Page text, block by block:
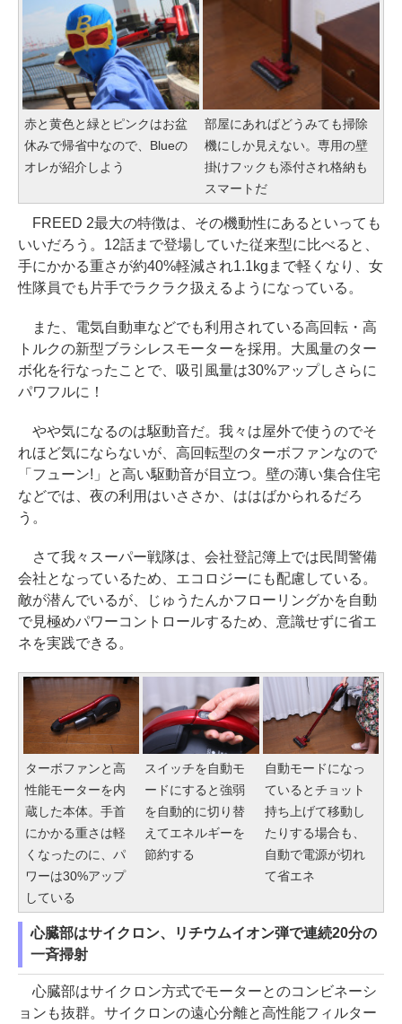
赤と黄色と緑とピンクはお盆
休みで帰省中なので、Blueの
オレが紹介しよう
部屋にあればどうみても掃除
機にしか見えない。専用の壁
掛けフックも添付され格納も
スマートだ
FREED 2最大の特徴は、その機動性にあるといっても
いいだろう。12話まで登場していた従来型に比べると、
手にかかる重さが約40%軽減され1.1kgまで軽くなり、女
性隊員でも片手でラクラク扱えるようになっている。
また、電気自動車などでも利用されている高回転・高
トルクの新型ブラシレスモーターを採用。大風量のター
ボ化を行なったことで、吸引風量は30%アップしさらに
パワフルに！
やや気になるのは駆動音だ。我々は屋外で使うのでそ
れほど気にならないが、高回転型のターボファンなので
「フューン!」と高い駆動音が目立つ。壁の薄い集合住宅
などでは、夜の利用はいささか、ははばかられるだろ
う。
さて我々スーパー戦隊は、会社登記簿上では民間警備
会社となっているため、エコロジーにも配慮している。
敵が潜んでいるが、じゅうたんかフローリングかを自動
で見極めパワーコントロールするため、意識せずに省エ
ネを実践できる。
ターボファンと高
性能モーターを内
蔵した本体。手首
にかかる重さは軽
くなったのに、パ
ワーは30%アップ
している
スイッチを自動モ
ードにすると強弱
を自動的に切り替
えてエネルギーを
節約する
自動モードになっ
ているとチョット
持ち上げて移動し
たりする場合も、
自動で電源が切れ
て省エネ
心臓部はサイクロン、リチウムイオン弾で連続20分の
一斉掃射
心臓部はサイクロン方式でモーターとのコンビネーシ
ョンも抜群。サイクロンの遠心分離と高性能フィルター